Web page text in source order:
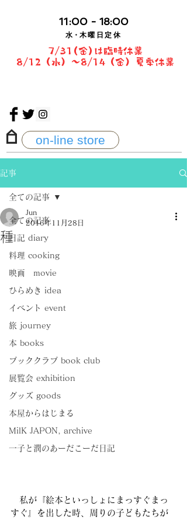
11 :00 - 18:00
水・ 木曜日定休
7/31(金)は臨時休業
8/12（水）〜8/14（金）夏季休業
on-line store
記事
全ての記事
日記 diary
料理 cooking
映画 movie
ひらめき idea
イベント event
旅 journey
本 books
ブッククラブ book club
展覧会 exhibition
グッズ goods
本屋からはじまる
MilK JAPON, archive
一子と潤のあーだこーだ日記
全ての記事
種
Jun
2016年11月28日
私が『絵本といっしょにまっすぐまっ
すぐ』を出した時、周りの子どもたちが